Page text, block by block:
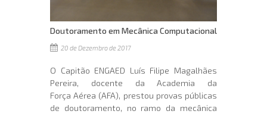
Doutoramento em Mecânica Computacional
20 de Dezembro de 2017
O Capitão ENGAED Luís Filipe Magalhães
Pereira, docente da Academia da
Força Aérea (AFA), prestou provas públicas
de doutoramento, no ramo da mecânica